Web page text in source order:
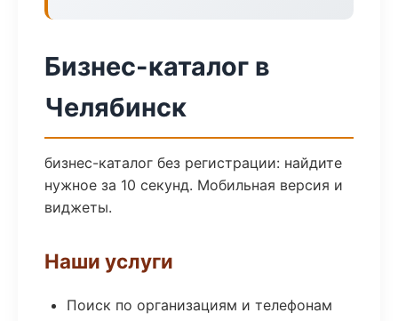
Бизнес-каталог в
Челябинск
бизнес-каталог без регистрации: найдите
нужное за 10 секунд. Мобильная версия и
виджеты.
Наши услуги
Поиск по организациям и телефонам